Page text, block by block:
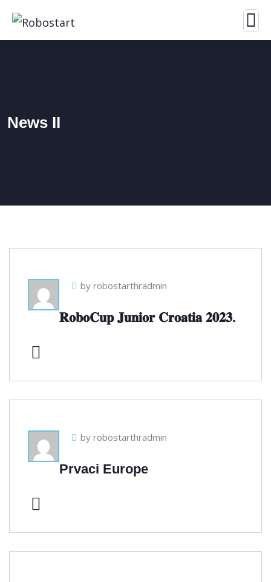
News II
by robostarthradmin
𝐑𝐨𝐛𝐨𝐂𝐮𝐩 𝐉𝐮𝐧𝐢𝐨𝐫 𝐂𝐫𝐨𝐚𝐭𝐢𝐚 𝟐𝟎𝟐𝟑.
by robostarthradmin
Prvaci Europe